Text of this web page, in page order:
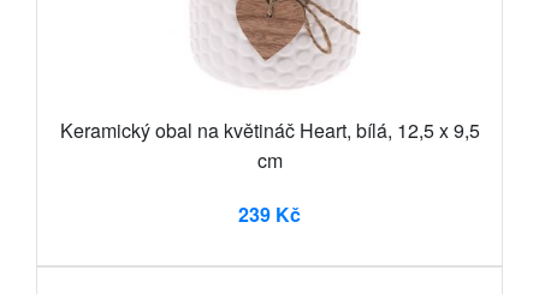
Keramický obal na květináč Heart, bílá, 12,5 x 9,5
cm
239 Kč